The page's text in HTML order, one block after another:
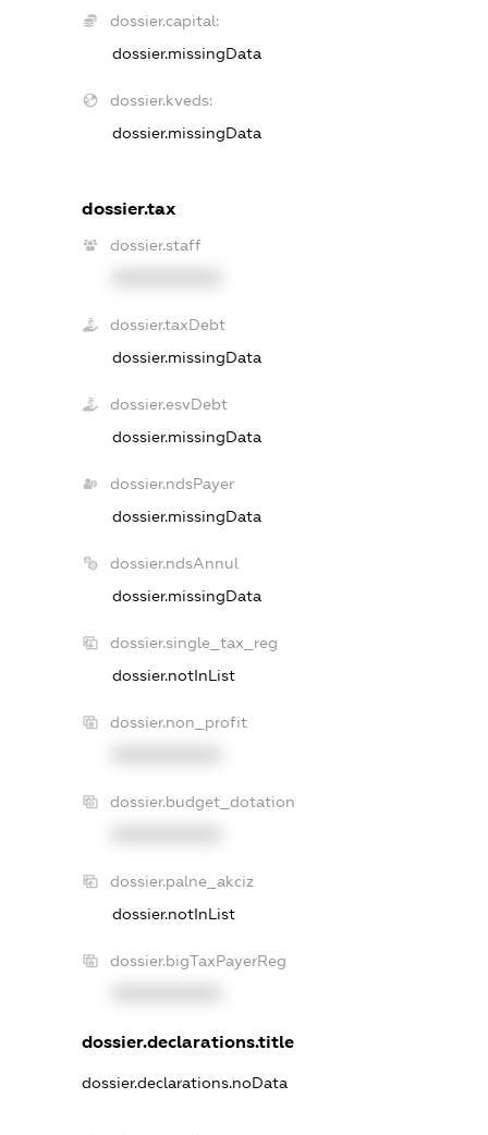
dossier.capital:
dossier.missingData
dossier.kveds:
dossier.missingData
dossier.tax
dossier.staff
dossier.taxDebt
dossier.missingData
dossier.esvDebt
dossier.missingData
dossier.ndsPayer
dossier.missingData
dossier.ndsAnnul
dossier.missingData
dossier.single_tax_reg
dossier.notInList
dossier.non_profit
dossier.budget_dotation
dossier.palne_akciz
dossier.notInList
dossier.bigTaxPayerReg
dossier.declarations.title
dossier.declarations.noData